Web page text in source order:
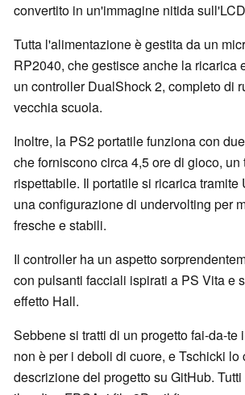
convertito in un'immagine nitida
Tutta l'alimentazione è gestita da un
RP2040, che gestisce anche la ricarica
un controller DualShock 2, completo di
vecchia scuola.
Inoltre, la PS2 portatile funziona con
che forniscono circa 4,5 ore di gioco, un
rispettabile. Il portatile si ricarica
una configurazione di undervolting per
fresche e stabili.
Il controller ha un aspetto
con pulsanti facciali ispirati a PS Vita e
effetto Hall.
Sebbene si tratti di un progetto fai-da-te
non è per i deboli di cuore, e Tschicki
descrizione del progetto su GitHub.